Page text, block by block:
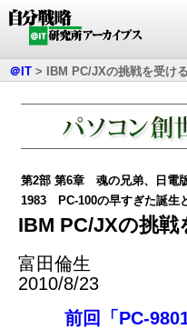
＠IT > IBM PC/JXの挑戦を受ける
第2部 第6章 魂の兄弟、日電
1983 PC-100の早すぎた誕生
IBM PC/JXの挑戦
富田倫生
2010/8/23
前回「PC-